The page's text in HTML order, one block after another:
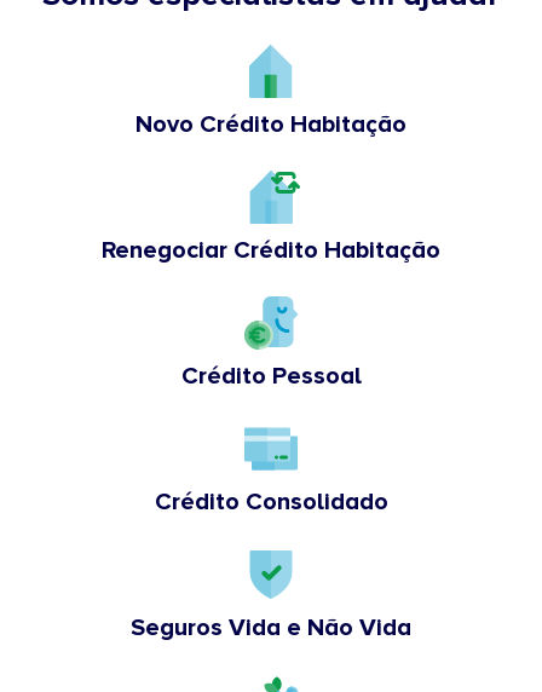
Novo Crédito Habitação
Renegociar Crédito Habitação
Crédito Pessoal
Crédito Consolidado
Seguros Vida e Não Vida